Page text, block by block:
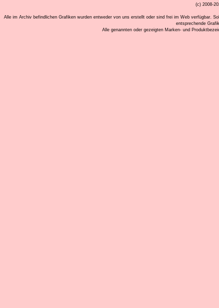
(c) 2008-
Alle im Archiv befindlichen Grafiken wurden entweder von uns erstellt oder sind frei im Web verfügbar.
entsprechende
Alle genannten oder gezeigten Marken- und